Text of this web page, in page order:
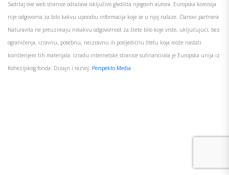
Sadržaj ove web stranice odražava isključivo gledišta njegovih autora. Europska komisija
nije odgovorna za bilo kakvu uporabu informacija koje se u njoj nalaze. Članovi partnera
Naturavita ne preuzimaju nikakvu odgovornost za štete bilo koje vrste, uključujući, bez
ograničenja, izravnu, posebnu, neizravnu ili posljedičnu štetu koja može nastati
korištenjem tih materijala. Izradu internetske stranice sufinancirala je Europska unija iz
Kohezijskog fonda. Dizajn i razvoj: Perspekto Media